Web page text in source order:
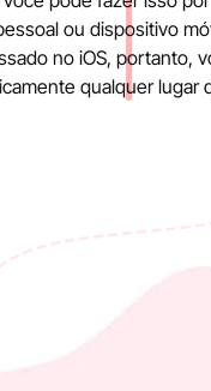
ou dispositivo
no iOS, portanto,
qualquer lugar